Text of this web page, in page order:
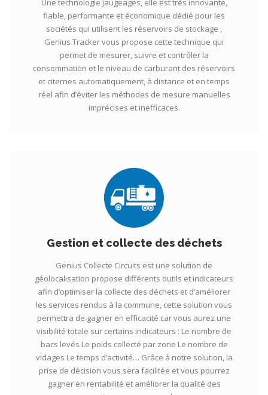
Une technologie jaugeages, elle est très innovante,
fiable, performante et économique dédié pour les
sociétés qui utilisent les réservoirs de stockage ,
Genius Tracker vous propose cette technique qui
permet de mesurer, suivre et contrôler la
consommation et le niveau de carburant des réservoirs
et citernes automatiquement, à distance et en temps
réel afin d’éviter les méthodes de mesure manuelles
imprécises et inefficaces.
Gestion et collecte des déchets
Genius Collecte Circuits est une solution de
géolocalisation propose différents outils et indicateurs
afin d’optimiser la collecte des déchets et d’améliorer
les services rendus à la commune, cette solution vous
permettra de gagner en efficacité car vous aurez une
visibilité totale sur certains indicateurs : Le nombre de
bacs levés Le poids collecté par zone Le nombre de
vidages Le temps d’activité… Grâce à notre solution, la
prise de décision vous sera facilitée et vous pourrez
gagner en rentabilité et améliorer la qualité des